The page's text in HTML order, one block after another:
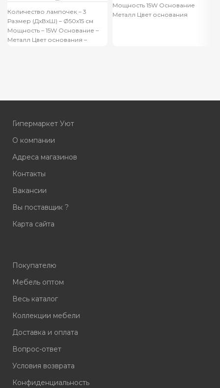
Количество лампочек – 3
Размер (ДхВхШ) – Ø50х15 см
Мощность – 15W Основание –
Металл Цвет основания –
Мощность 15W Основание
Металл Цвет основания
Гипермаркет Уют
О компании
Адреса магазинов
Контакты
Вакансии
Вы поставщик ?
Карта сайта
Покупателю
Мебель оптом
Весь каталог
Коллекции мебели
Доставка и оплата
Вопрос-ответ
Условия возврата
Конфиденциальность